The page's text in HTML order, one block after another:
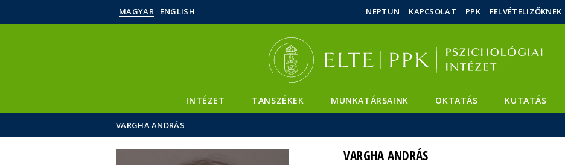
Hírek
Események
ELTE a
MAGYAR ENGLISH NEPTUN KAPCSOLAT PPK FELVÉTELIZŐKNEK
INTÉZET TANSZÉKEK MUNKATÁRSAINK OKTATÁS KUTATÁS
VARGHA ANDRÁS
VARGHA ANDRÁS